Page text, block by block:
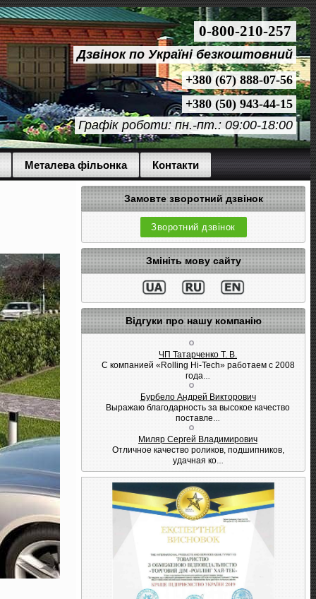
0-800-210-257
Дзвінок по Україні безкоштовний
+380 (67) 888-07-56
+380 (50) 943-44-15
Графік роботи: пн.-пт.: 09:00-18:00
Металева фільонка Контакти
Замовте зворотний дзвінок
Зворотний дзвінок
Змініть мову сайту
Відгуки про нашу компанію
ЧП Татарченко Т. В.
С компанией «Rolling Hi-Tech» работаем с 2008
года
Бурбело Андрей Викторович
Выражаю благодарность за высокое качество
поставле
Миляр Сергей Владимирович
Отличное качество роликов, подшипников,
удачная ко…